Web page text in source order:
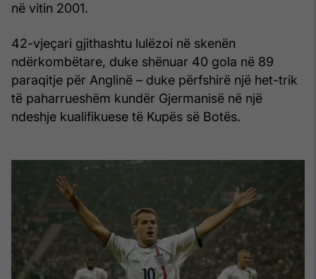
në vitin 2001.
42-vjeçari gjithashtu lulëzoi në skenën
ndërkombëtare, duke shënuar 40 gola në 89
paraqitje për Anglinë – duke përfshirë një het-trik
të paharrueshëm kundër Gjermanisë në një
ndeshje kualifikuese të Kupës së Botës.